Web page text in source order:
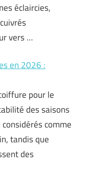
éclaircies,
vers …
en 2026 :
pour le
des saisons
comme
tandis que
des